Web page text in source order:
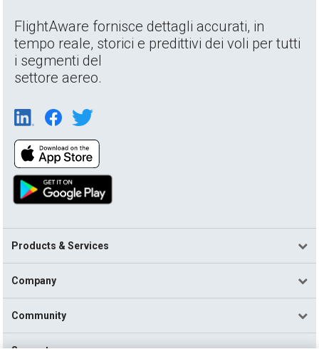
FlightAware fornisce dettagli accurati, in
tempo reale, storici e predittivi dei voli per tutti
i segmenti del
settore aereo.
Products & Services
Company
Community